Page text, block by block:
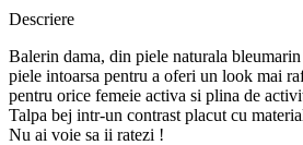
Descriere
Balerin dama, din piele naturala
piele intoarsa pentru a oferi un look mai
pentru orice femeie activa si plina de
Talpa bej intr-un contrast placut cu
Nu ai voie sa ii ratezi !